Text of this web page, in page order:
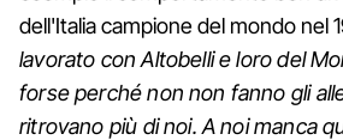
dell'Italia campione del mondo nel
lavorato con Altobelli e loro del
forse perché non non fanno gli
ritrovano più di noi. A noi manca